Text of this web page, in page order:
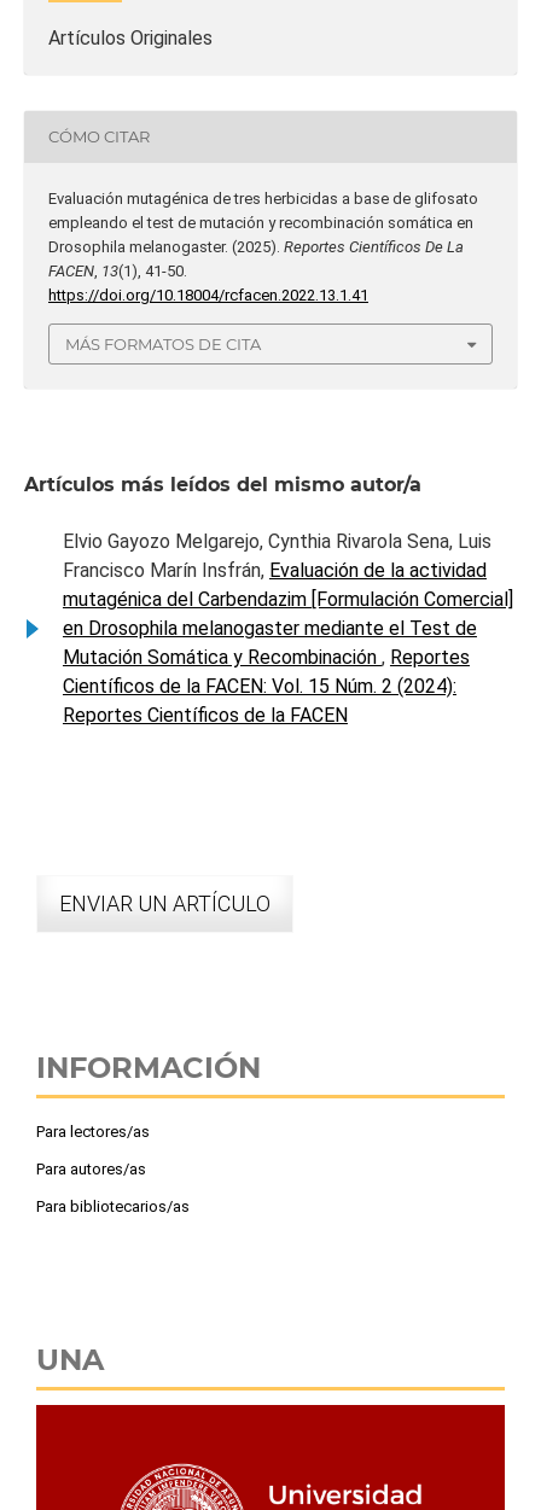
Artículos Originales
CÓMO CITAR
Evaluación mutagénica de tres herbicidas a base de glifosato
empleando el test de mutación y recombinación somática en
Drosophila melanogaster. (2025). Reportes Científicos De La
FACEN, 13(1), 41-50.
https://doi.org/10.18004/rcfacen.2022.13.1.41
MÁS FORMATOS DE CITA
Artículos más leídos del mismo autor/a
Elvio Gayozo Melgarejo, Cynthia Rivarola Sena, Luis
Francisco Marín Insfrán, Evaluación de la actividad
mutagénica del Carbendazim [Formulación Comercial]
en Drosophila melanogaster mediante el Test de
Mutación Somática y Recombinación , Reportes
Científicos de la FACEN: Vol. 15 Núm. 2 (2024):
Reportes Científicos de la FACEN
ENVIAR UN ARTÍCULO
INFORMACIÓN
Para lectores/as
Para autores/as
Para bibliotecarios/as
UNA